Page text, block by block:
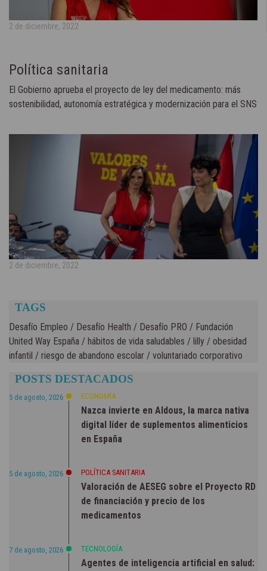
2 de diciembre, 2022
Política sanitaria
El Gobierno aprueba el proyecto de ley del medicamento: más
sostenibilidad, autonomía estratégica y modernización para el SNS
2 de diciembre, 2022
TAGS
Desafío Empleo / Desafío Health / Desafío PRO / Fundación
United Way España / hábitos de vida saludables / lilly / obesidad
infantil / riesgo de abandono escolar / voluntariado corporativo
POSTS DESTACADOS
5 de agosto, 2026 ECONOMÍA
Nazca invierte en Aldous, la marca nativa
digital líder de suplementos alimenticios
en España
5 de agosto, 2026 POLÍTICA SANITARIA
Valoración de AESEG sobre el Proyecto RD
de financiación y precio de los
medicamentos
7 de agosto, 2026 TECNOLOGÍA
Agentes de inteligencia artificial en salud: